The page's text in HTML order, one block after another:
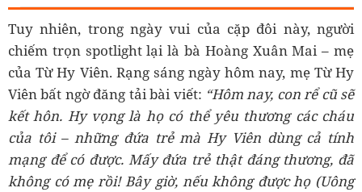
Tuy nhiên, trong ngày vui của cặp đôi này, người
chiếm trọn spotlight lại là bà Hoàng Xuân Mai – mẹ
của Từ Hy Viên. Rạng sáng ngày hôm nay, mẹ Từ Hy
Viên bất ngờ đăng tải bài viết: “Hôm nay, con rể cũ sẽ
kết hôn. Hy vọng là họ có thể yêu thương các cháu
của tôi – những đứa trẻ mà Hy Viên dùng cả tính
mạng để có được. Mấy đứa trẻ thật đáng thương, đã
không có mẹ rồi! Bây giờ, nếu không được họ (Uông